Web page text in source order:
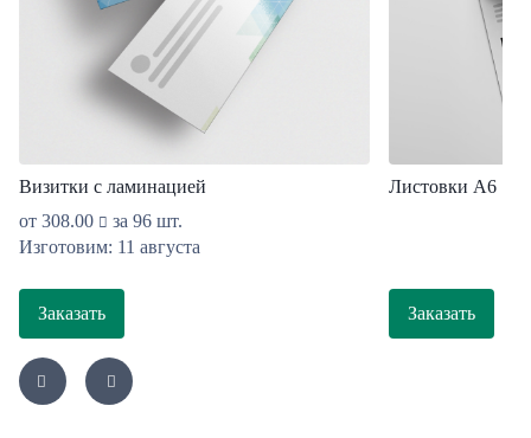
Визитки с ламинацией
от 308.00
за 96 шт.
Изготовим: 11 августа
Заказать
Листовки А6
Заказать